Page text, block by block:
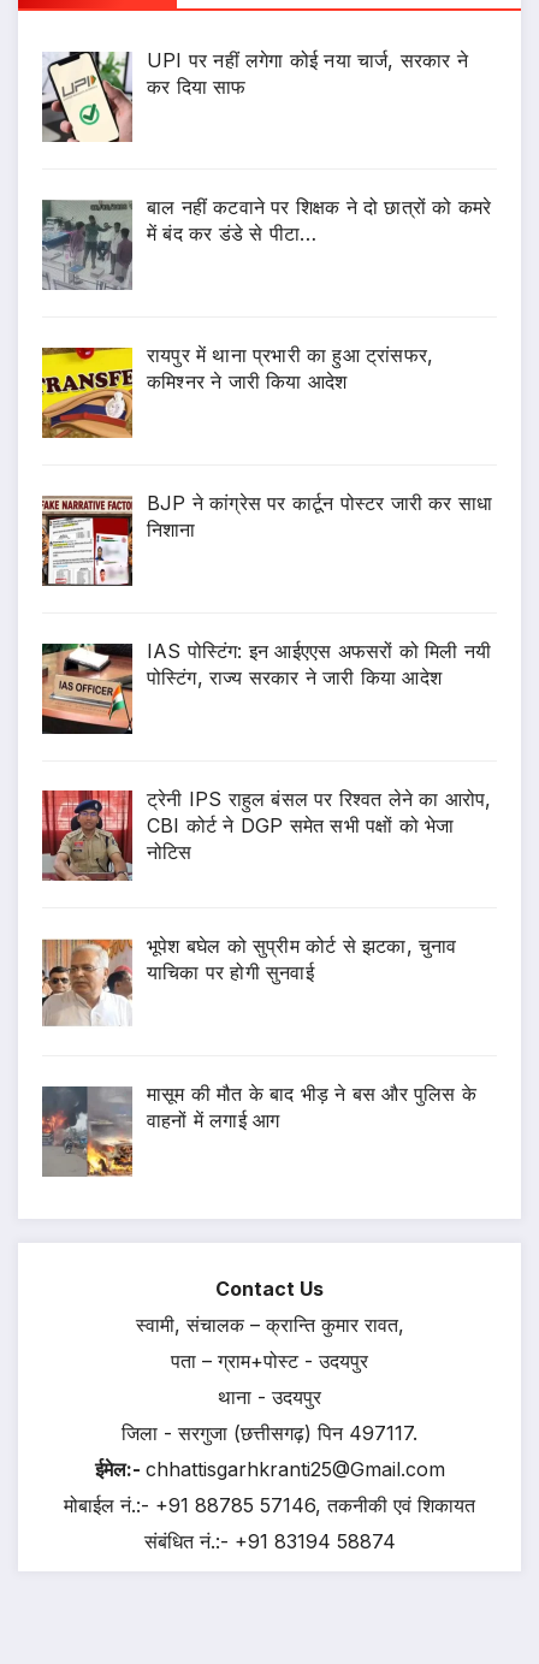
UPI पर नहीं लगेगा कोई नया चार्ज, सरकार ने
कर दिया साफ
बाल नहीं कटवाने पर शिक्षक ने दो छात्रों को कमरे
में बंद कर डंडे से पीटा…
रायपुर में थाना प्रभारी का हुआ ट्रांसफर,
कमिश्नर ने जारी किया आदेश
BJP ने कांग्रेस पर कार्टून पोस्टर जारी कर साधा
निशाना
IAS पोस्टिंग: इन आईएएस अफसरों को मिली नयी
पोस्टिंग, राज्य सरकार ने जारी किया आदेश
ट्रेनी IPS राहुल बंसल पर रिश्वत लेने का आरोप,
CBI कोर्ट ने DGP समेत सभी पक्षों को भेजा
नोटिस
भूपेश बघेल को सुप्रीम कोर्ट से झटका, चुनाव
याचिका पर होगी सुनवाई
मासूम की मौत के बाद भीड़ ने बस और पुलिस के
वाहनों में लगाई आग
Contact Us
स्वामी, संचालक – क्रान्ति कुमार रावत,
पता – ग्राम+पोस्ट - उदयपुर
थाना - उदयपुर
जिला - सरगुजा (छत्तीसगढ़) पिन 497117.
ईमेल:- chhattisgarhkranti25@Gmail.com
मोबाईल नं.:- +91 88785 57146, तकनीकी एवं शिकायत
संबंधित नं.:- +91 83194 58874